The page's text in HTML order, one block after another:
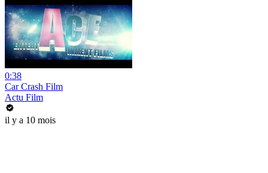
0:38
Car Crash Film
Actu Film
il y a 10 mois